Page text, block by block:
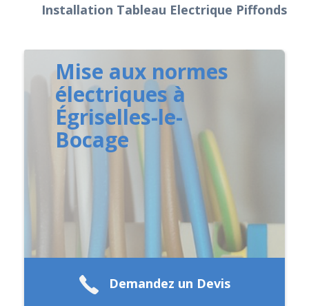
Installation Tableau Electrique Piffonds
Mise aux normes
électriques à
Égriselles-le-
Bocage
Demandez un Devis